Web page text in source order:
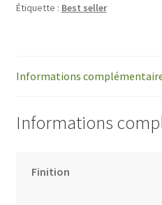
Étiquette : Best seller
Informations
Informations
Finition